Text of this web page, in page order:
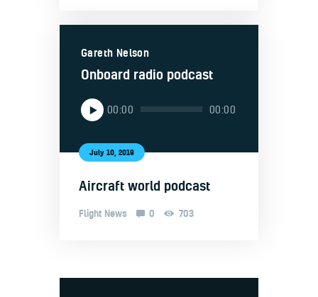
Gareth Nelson
Onboard radio podcast
Audio
Player
00:00 00:00
July 10, 2019
Aircraft world podcast
Flight News 0 703